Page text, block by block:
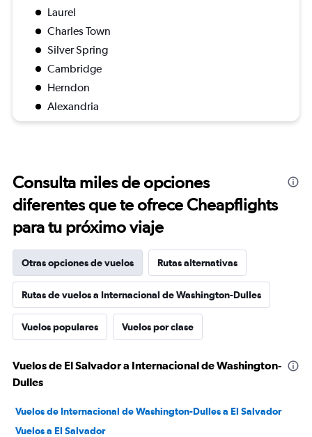
Laurel
Charles Town
Silver Spring
Cambridge
Herndon
Alexandria
Consulta miles de opciones
diferentes que te ofrece Cheapflights
para tu próximo viaje
Otras opciones de vuelos Rutas alternativas
Rutas de vuelos a Internacional de Washington-Dulles
Vuelos populares Vuelos por clase
Vuelos de El Salvador a Internacional de Washington-
Dulles
Vuelos de Internacional de Washington-Dulles a El Salvador
Vuelos a El Salvador